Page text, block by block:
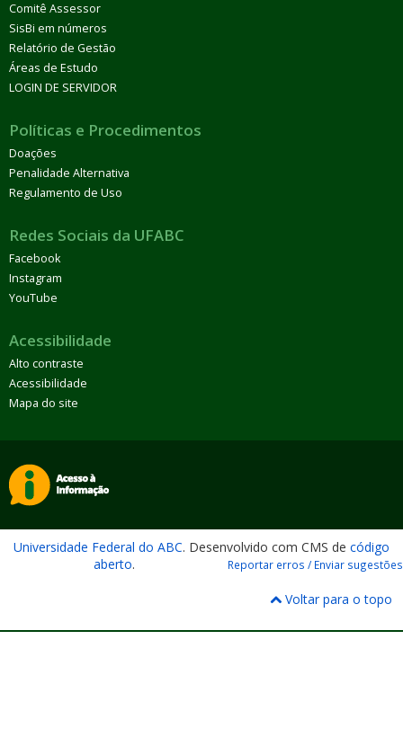
Comitê Assessor
SisBi em números
Relatório de Gestão
Áreas de Estudo
LOGIN DE SERVIDOR
Políticas e Procedimentos
Doações
Penalidade Alternativa
Regulamento de Uso
Redes Sociais da UFABC
Facebook
Instagram
YouTube
Acessibilidade
Alto contraste
Acessibilidade
Mapa do site
Universidade Federal do ABC. Desenvolvido com CMS de código
aberto. Reportar erros / Enviar sugestões
Voltar para o topo